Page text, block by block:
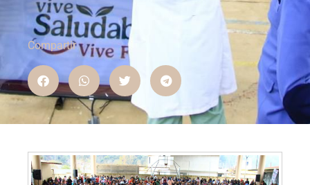
Compartir